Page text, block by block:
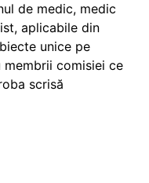
de medic, medic
aplicabile din
unice pe
comisiei ce
scrisă